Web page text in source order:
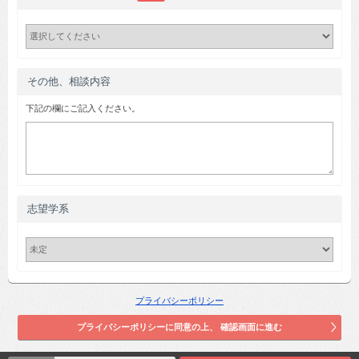
その他、相談内容
下記の欄にご記入ください。
志望学系
プライバシーポリシー